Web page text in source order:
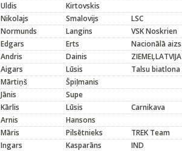
Uldis Kirtovskis
Nikolajs Smalovijs LSC
Normunds Langins VSK Noskrien
Edgars Erts Nacionālā
Andris Dainis ZIEMEĻLATVIJA
Aigars Lūsis Talsu biatlona
Mārtiņš Špiļmanis
Jānis Supe
Kārlis Lūsis Carnikava
Arnis Hansons
Māris Pilsētnieks TREK Team
Ingars Kasparāns IND